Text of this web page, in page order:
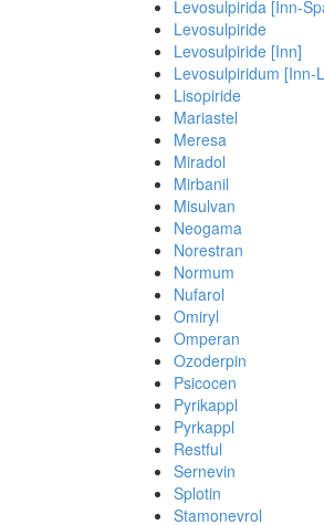
Levosulpirida [Inn-
Levosulpiride
Levosulpiride [Inn]
Levosulpiridum [Inn-
Lisopiride
Mariastel
Meresa
Miradol
Mirbanil
Misulvan
Neogama
Norestran
Normum
Nufarol
Omiryl
Omperan
Ozoderpin
Psicocen
Pyrikappl
Pyrkappl
Restful
Sernevin
Splotin
Stamonevrol